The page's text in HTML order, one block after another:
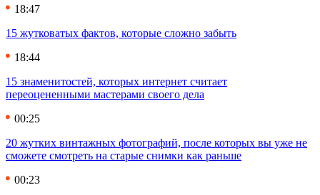
18:47
15 жутковатых фактов, которые сложно забыть
18:44
15 знаменитостей, которых интернет считает
переоцененными мастерами своего дела
00:25
20 жутких винтажных фотографий, после которых вы уже не
сможете смотреть на старые снимки как раньше
00:23